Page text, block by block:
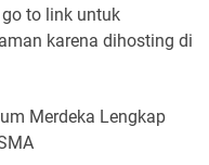
to link untuk
karena dihosting di
Merdeka Lengkap